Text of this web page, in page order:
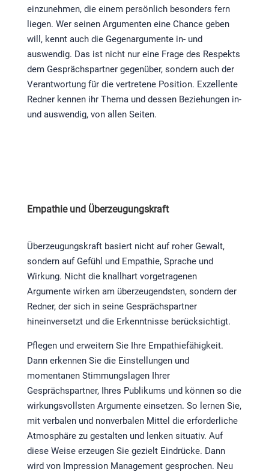
einzunehmen, die einem persönlich besonders fern
liegen. Wer seinen Argumenten eine Chance geben
will, kennt auch die Gegenargumente in- und
auswendig. Das ist nicht nur eine Frage des Respekts
dem Gesprächspartner gegenüber, sondern auch der
Verantwortung für die vertretene Position. Exzellente
Redner kennen ihr Thema und dessen Beziehungen in-
und auswendig, von allen Seiten.
Empathie und Überzeugungskraft
Überzeugungskraft basiert nicht auf roher Gewalt,
sondern auf Gefühl und Empathie, Sprache und
Wirkung. Nicht die knallhart vorgetragenen
Argumente wirken am überzeugendsten, sondern der
Redner, der sich in seine Gesprächspartner
hineinversetzt und die Erkenntnisse berücksichtigt.
Pflegen und erweitern Sie Ihre Empathiefähigkeit.
Dann erkennen Sie die Einstellungen und
momentanen Stimmungslagen Ihrer
Gesprächspartner, Ihres Publikums und können so die
wirkungsvollsten Argumente einsetzen. So lernen Sie,
mit verbalen und nonverbalen Mittel die erforderliche
Atmosphäre zu gestalten und lenken situativ. Auf
diese Weise erzeugen Sie gezielt Eindrücke. Dann
wird von Impression Management gesprochen. Neu